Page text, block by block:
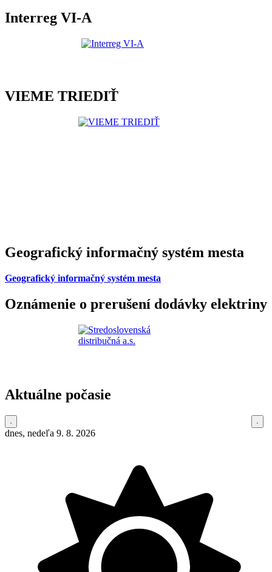
Interreg VI-A
VIEME TRIEDIŤ
Geografický informačný systém mesta
Geografický informačný systém mesta
Oznámenie o prerušení dodávky elektriny
Aktuálne počasie
dnes, nedeľa 9. 8. 2026